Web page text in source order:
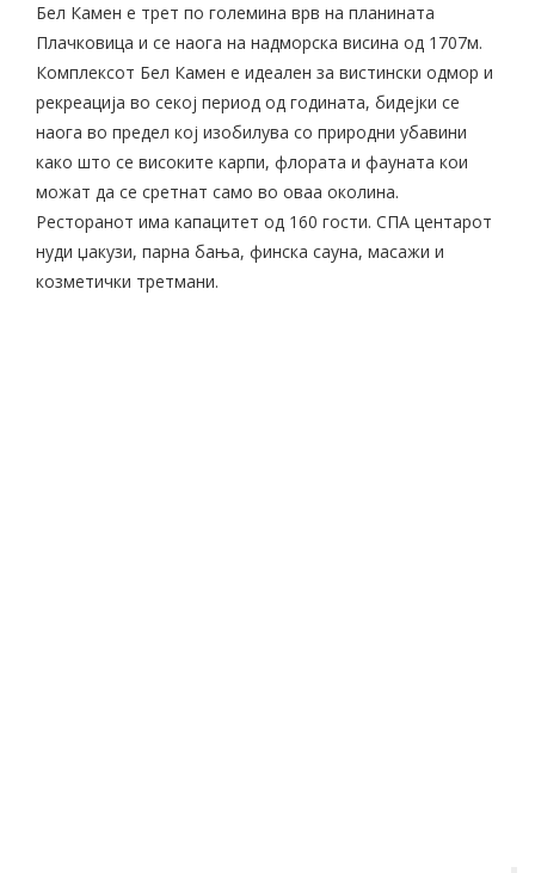
Бел Камен е трет по големина врв на планината
Плачковица и се наога на надморска висина од 1707м.
Комплексот Бел Камен е идеален за вистински одмор и
рекреација во секој период од годината, бидејки се
наога во предел кој изобилува со природни убавини
како што се високите карпи, флората и фауната кои
можат да се сретнат само во оваа околина.
Ресторанот има капацитет од 160 гости. СПА центарот
нуди џакузи, парна бања, финска сауна, масажи и
козметички третмани.